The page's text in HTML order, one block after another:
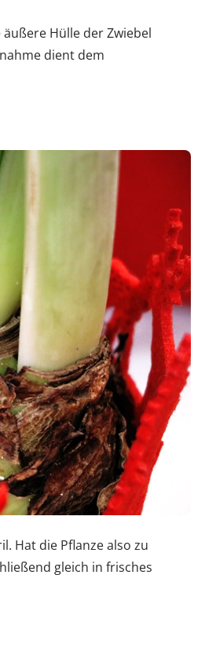
Hülle der Zwiebel
dient dem
Hat die Pflanze also zu
gleich in frisches